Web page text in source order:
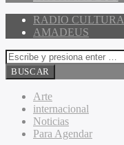
RADIO CULTURA
AMADEUS
Arte
internacional
Noticias
Para Agendar